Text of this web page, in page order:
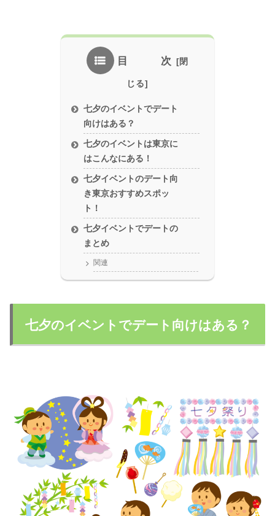
目 次
七夕のイベントでデート
向けはある？
七夕のイベントは東京に
はこんなにある！
七夕イベントのデート向
き東京おすすめスポッ
ト！
七夕イベントでデートの
まとめ
関連
七夕のイベントでデート向けはある？